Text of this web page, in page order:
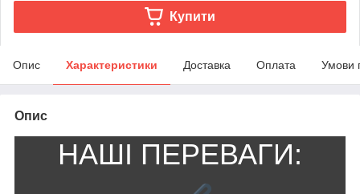
Купити
Опис Характеристики Доставка Оплата Умови
Опис
НАШІ ПЕРЕВАГИ: